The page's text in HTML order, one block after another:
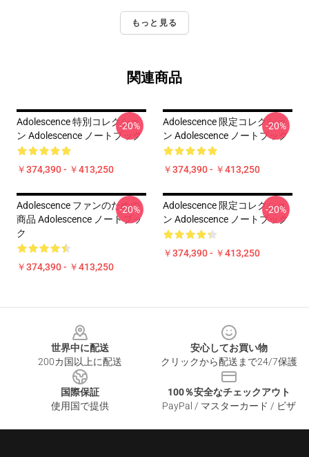
もっと見る
関連商品
Adolescence 特別コレクショ
ン Adolescence ノートブック
￥374,390 - ￥413,250
-20%
Adolescence 限定コレクショ
ン Adolescence ノートブック
￥374,390 - ￥413,250
-20%
Adolescence ファンのための
商品 Adolescence ノートブッ
ク
￥374,390 - ￥413,250
-20%
Adolescence 限定コレクショ
ン Adolescence ノートブック
￥374,390 - ￥413,250
-20%
世界中に配送
200カ国以上に配送
安心してお買い物
クリックから配送まで24/7保護
国際保証
使用国で提供
100％安全なチェックアウト
PayPal / マスターカード / ビザ